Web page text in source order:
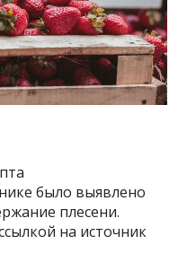
было выявлено
плесени.
на источник